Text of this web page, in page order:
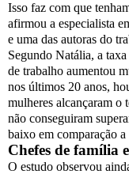
Isso faz com que
afirmou a especialista
e uma das autoras do
Segundo Natália, a
de trabalho aumentou
nos últimos 20 anos,
mulheres alcançaram o
não conseguiram
baixo em comparação a
Chefes de família
O estudo observou